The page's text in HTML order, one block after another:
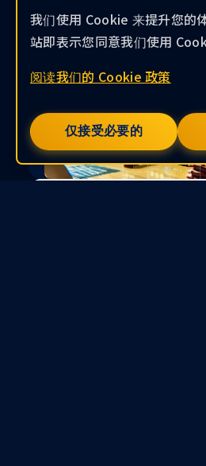
查看 Web3 资金管理
我们使用 Cookie 来提升您的
站即表示您同意我们使用
阅读我们的 Cookie 政策
仅接受必要的